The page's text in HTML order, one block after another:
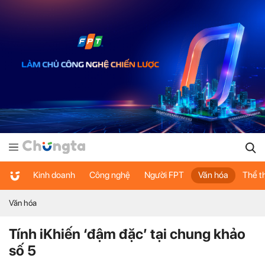
Kinh doanh Công nghệ Người FPT Văn hóa Thể
Văn hóa
Tính iKhiến ‘đậm đặc’ tại chung khảo
số 5